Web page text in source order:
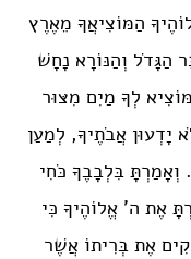
הַמּוֹצִיאֲךָ מֵאֶרֶץ
הַגָּדֹל וְהַנּוֹרָא נָחָשׁ
לְךָ מַיִם מִצּוּר
אֲבֹתֶיךָ, לְמַעַן
וְאָמַרְתָּ בִּלְבָבֶךָ כֹּחִי
אֶת ה’ אֱלוֹהֶיךָ כִּי
אֶת בְּרִיתוֹ אֲשֶׁר